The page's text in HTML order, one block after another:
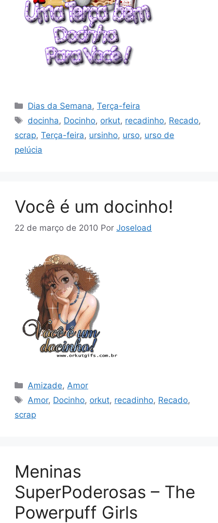
Categorias
Dias da Semana,Terça-feira
Tags
docinha, Docinho, orkut, recadinho, Recado,
scrap, Terça-feira, ursinho, urso, urso de
pelúcia
Você é um docinho!
22 de março de 2010 Por Joseload
Categorias
Amizade,Amor
Tags
Amor, Docinho, orkut, recadinho, Recado,
scrap
Meninas
SuperPoderosas – The
Powerpuff Girls